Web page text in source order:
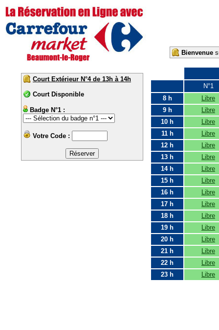
Bienvenue
Court Extérieur N°4 de 13h à 14h
Court Disponible
Badge N°1 :
Votre Code :
N°1
8 h
Libre
9 h
Libre
10 h
Libre
11 h
Libre
12 h
Libre
13 h
Libre
14 h
Libre
15 h
Libre
16 h
Libre
17 h
Libre
18 h
Libre
19 h
Libre
20 h
Libre
21 h
Libre
22 h
Libre
23 h
Libre